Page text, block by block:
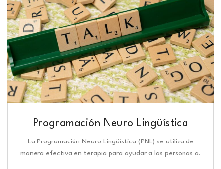
Programación Neuro Lingüística​
La Programación Neuro Lingüística (PNL) se utiliza de
manera efectiva en terapia para ayudar a las personas a.